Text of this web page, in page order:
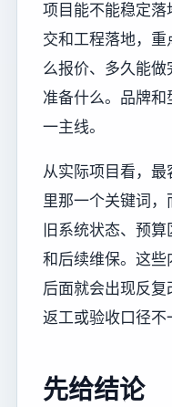
项目能不能稳定
交和工程落地，
么报价、多久能
准备什么。品牌
一主线。
从实际项目看，
里那一个关键词，
旧系统状态、预
和后续维保。这些
后面就会出现反
返工或验收口径不
先给结论